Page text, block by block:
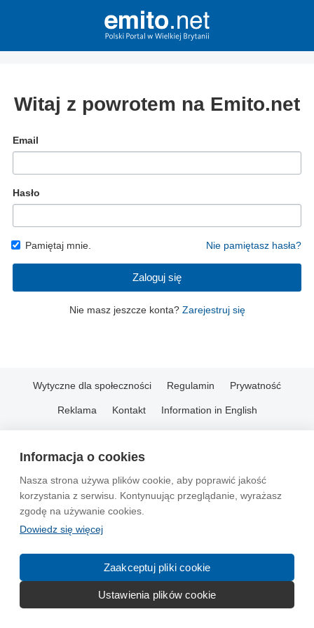
Informacja o cookies
Nasza strona używa plików cookie, aby poprawić jakość
korzystania z serwisu. Kontynuując przeglądanie, wyrażasz
zgodę na używanie cookies.
Dowiedz się więcej
Zaakceptuj pliki cookie
Ustawienia plików cookie
Witaj z powrotem na Emito.net
Email
Hasło
Pamiętaj mnie. Nie pamiętasz hasła?
Zaloguj się
Nie masz jeszcze konta? Zarejestruj się
Wytyczne dla społeczności Regulamin Prywatność
Reklama Kontakt Information in English